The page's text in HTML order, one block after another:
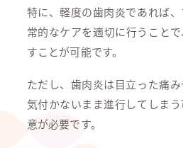
特に、軽度の歯肉炎であれば
常的なケアを適切に行うこと
すことが可能です。
ただし、歯肉炎は目立った痛
気付かないまま進行してしま
意が必要です。